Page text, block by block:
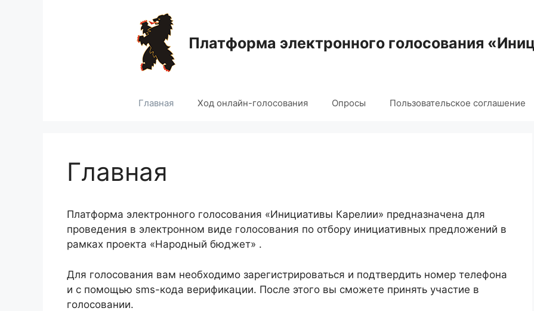
Платформа электронного голосования
Главная Ход онлайн-голосования Опросы Пользовательское соглашение
Главная
Платформа электронного голосования «Инициативы Карелии» предназначена для
проведения в электронном виде голосования по отбору инициативных предложений в
рамках проекта «Народный бюджет» .
Для голосования вам необходимо зарегистрироваться и подтвердить номер телефона
и с помощью sms-кода верификации. После этого вы сможете принять участие в
голосовании.